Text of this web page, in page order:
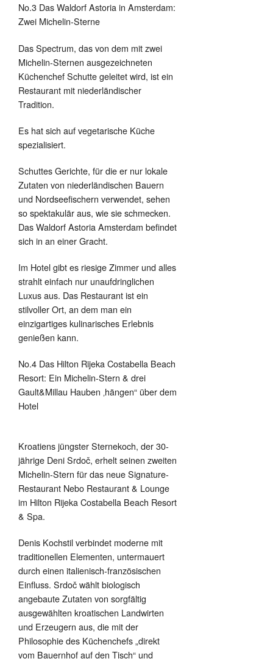
No.3 Das Waldorf Astoria in Amsterdam:
Zwei Michelin-Sterne
Das Spectrum, das von dem mit zwei
Michelin-Sternen ausgezeichneten
Küchenchef Schutte geleitet wird, ist ein
Restaurant mit niederländischer
Tradition.
Es hat sich auf vegetarische Küche
spezialisiert.
Schuttes Gerichte, für die er nur lokale
Zutaten von niederländischen Bauern
und Nordseefischern verwendet, sehen
so spektakulär aus, wie sie schmecken.
Das Waldorf Astoria Amsterdam befindet
sich in an einer Gracht.
Im Hotel gibt es riesige Zimmer und alles
strahlt einfach nur unaufdringlichen
Luxus aus. Das Restaurant ist ein
stilvoller Ort, an dem man ein
einzigartiges kulinarisches Erlebnis
genießen kann.
No.4 Das Hilton Rijeka Costabella Beach
Resort: Ein Michelin-Stern & drei
Gault&Millau Hauben ‚hängen“ über dem
Hotel
Kroatiens jüngster Sternekoch, der 30-
jährige Deni Srdoč, erhelt seinen zweiten
Michelin-Stern für das neue Signature-
Restaurant Nebo Restaurant & Lounge
im Hilton Rijeka Costabella Beach Resort
& Spa.
Denis Kochstil verbindet moderne mit
traditionellen Elementen, untermauert
durch einen italienisch-französischen
Einfluss. Srdoč wählt biologisch
angebaute Zutaten von sorgfältig
ausgewählten kroatischen Landwirten
und Erzeugern aus, die mit der
Philosophie des Küchenchefs „direkt
vom Bauernhof auf den Tisch“ und